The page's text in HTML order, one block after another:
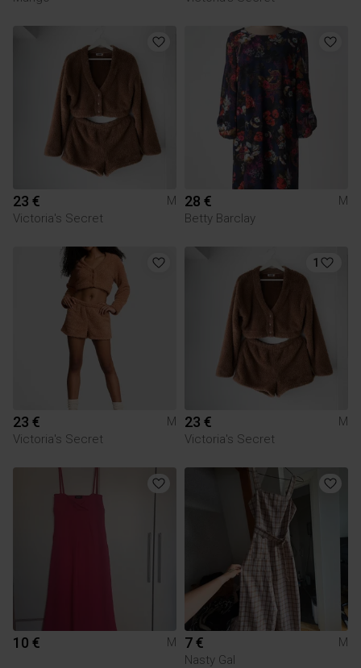
23 €
M
Victoria's Secret
28 €
M
Betty Barclay
23 €
M
Victoria's Secret
1
23 €
M
Victoria's Secret
10 € M 7 €
M
Nasty Gal